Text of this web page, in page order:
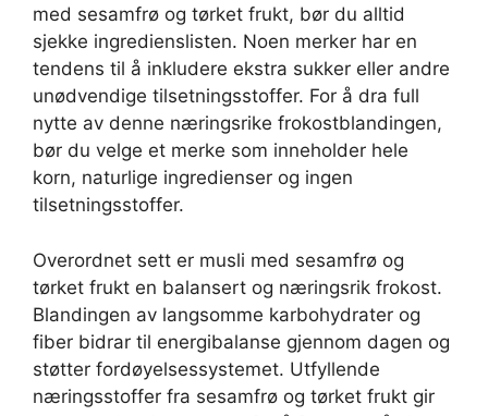
med sesamfrø og tørket frukt, bør du alltid
sjekke ingredienslisten. Noen merker har en
tendens til å inkludere ekstra sukker eller andre
unødvendige tilsetningsstoffer. For å dra full
nytte av denne næringsrike frokostblandingen,
bør du velge et merke som inneholder hele
korn, naturlige ingredienser og ingen
tilsetningsstoffer.
Overordnet sett er musli med sesamfrø og
tørket frukt en balansert og næringsrik frokost.
Blandingen av langsomme karbohydrater og
fiber bidrar til energibalanse gjennom dagen og
støtter fordøyelsessystemet. Utfyllende
næringsstoffer fra sesamfrø og tørket frukt gir